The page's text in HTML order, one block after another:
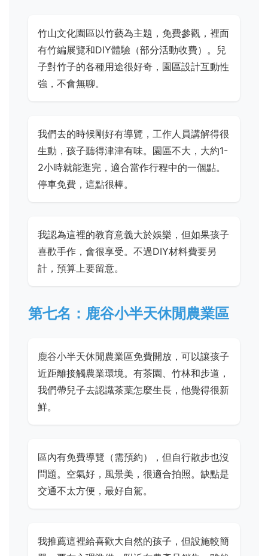
竹山文化園區以竹藝為主題，免費參觀，裡面
有竹編展覽和DIY體驗（部分活動收費）。兒
子對竹子的各種用途很好奇，園區設計互動性
強，不會無聊。
我們去的時候剛好有導覽，工作人員講解得很
生動，孩子聽得津津有味。園區不大，大約1-
2小時就能逛完，適合當作行程中的一個點。
停車免費，這點很棒。
我認為這裡的教育意義大於娛樂，但如果孩子
喜歡手作，會很享受。不過DIY材料費要另
計，預算上要留意。
第七名：鹿谷小半天休閒農業區
鹿谷小半天休閒農業區免費開放，可以讓孩子
近距離接觸農業環境。有茶園、竹林和步道，
我們帶兒子去認識茶葉怎麼生長，他覺得很新
鮮。
區內有免費導覽（需預約），但自行散步也沒
問題。空氣好，風景美，很適合拍照。缺點是
交通不太方便，最好自駕。
我推薦這裡給喜歡大自然的孩子，但設施較簡